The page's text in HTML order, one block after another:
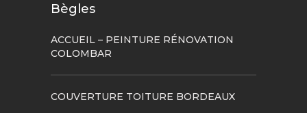
Bègles
ACCUEIL – PEINTURE RÉNOVATION
COLOMBAR
COUVERTURE TOITURE BORDEAUX